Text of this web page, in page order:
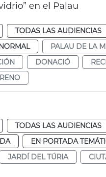
en el Palau
TODAS LAS AUDIENCIAS
PALAU DE LA
DONACIÓ
TODAS LAS AUDIENCIAS
EN PORTADA
JARDÍ DEL TÚRIA